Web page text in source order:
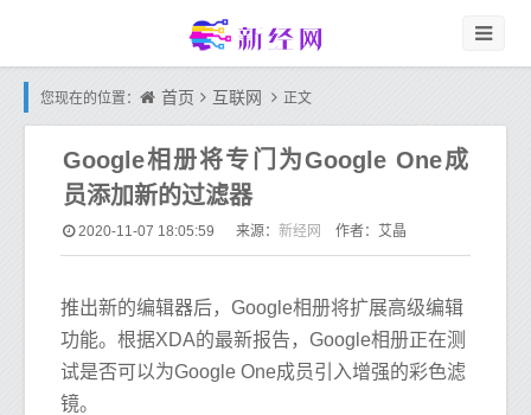
您现在的位置： 首页 互联网 正文
Google相册将专门为Google One成
员添加新的过滤器
2020-11-07 18:05:59 来源： 新经网 作者：艾晶
推出新的编辑器后，Google相册将扩展高级编辑
功能。根据XDA的最新报告，Google相册正在测
试是否可以为Google One成员引入增强的彩色滤
镜。